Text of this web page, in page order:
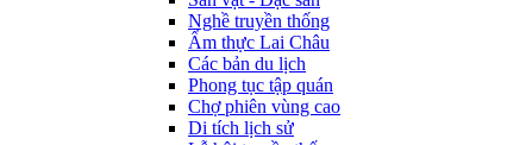
Nghề truyền thống
Ẩm thực Lai Châu
Các bản du lịch
Phong tục tập quán
Chợ phiên vùng cao
Di tích lịch sử